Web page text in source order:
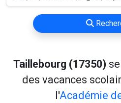
Taillebourg (17350)
des vacances
l'Académie